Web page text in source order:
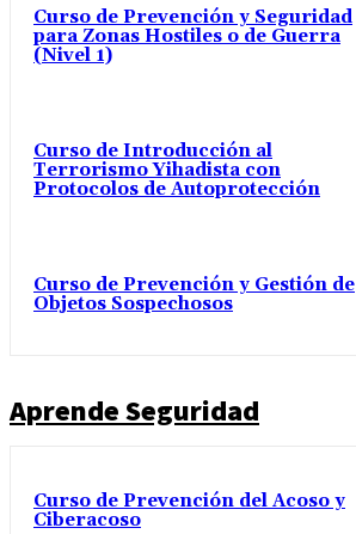
Curso de Prevención y Seguridad
para Zonas Hostiles o de Guerra
(Nivel 1)
Curso de Introducción al
Terrorismo Yihadista con
Protocolos de Autoprotección
Curso de Prevención y Gestión de
Objetos Sospechosos
Aprende Seguridad
Curso de Prevención del Acoso y
Ciberacoso